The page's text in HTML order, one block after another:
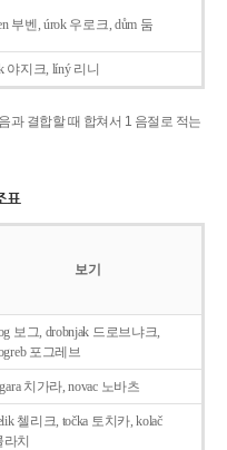
부벤, úrok 우로크, dům 둠
야지크, líný 리니
과 결합할 때 합쳐서 1 음절로 적는
표
보기
보그, drobnjak 드로브냐크,
포그레브
치가라, novac 노바츠
첼리크, točka 토치카, kolač
라치